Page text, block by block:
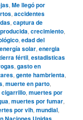
,Me llegó por
,accidentes
,captura de
,crecimiento,
,edad del
energía solar,energia
fértil,estadisticas
,gasto en
,gente hambrienta,
,muerte en parto,
cigarrillo,muertes por
,muertes por fumar,
por vih,mundial,